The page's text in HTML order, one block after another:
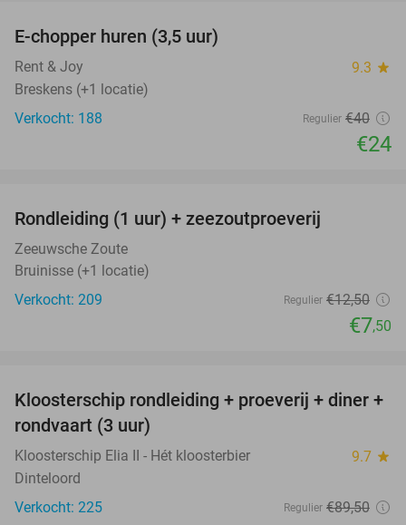
E-chopper huren (3,5 uur)
Rent & Joy 9.3 star
Breskens (+1 locatie)
Verkocht: 188
Regulier €40
€24
Rondleiding (1 uur) + zeezoutproeverij
Zeeuwsche Zoute
Bruinisse (+1 locatie)
Verkocht: 209
Regulier €12,50
€7,50
70%
Kloosterschip rondleiding + proeverij + diner +
rondvaart (3 uur)
Kloosterschip Elia II - Hét kloosterbier 9.7 star
Dinteloord
Verkocht: 225
Regulier €89,50